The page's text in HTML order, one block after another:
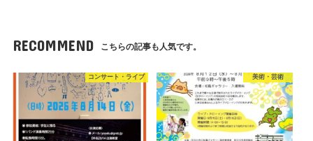
RECOMMEND こちらの記事も人気です。
コンサート・ライブ 美術・芸術